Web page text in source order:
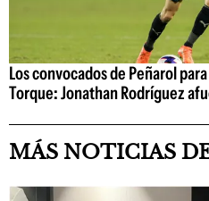
Los convocados de Peñarol
Torque: Jonathan Rodríguez
MÁS NOTICIAS